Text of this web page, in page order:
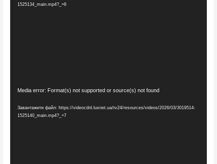
1525134_main.mp4?_=6
Відеопрогравач
Media error: Format(s) not supported or source(s) not found
Завантажити файл: https://videocdnl.luxnet.ua/tv24/resources/videos/2026/03/3019514-
1525140_main.mp4?_=7